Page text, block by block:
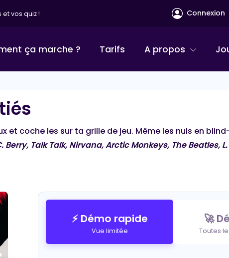
vos quiz ! Connexion
ça marche ? Tarifs A propos
et coche les sur ta grille de jeu. Même les nuls en
Berry, Talk Talk, Nirvana, Arctic Monkeys, The Beatles,
⚡ Démo rapide
Vue limitée
🚀
Toutes